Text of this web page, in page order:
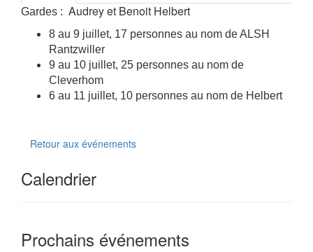
Gardes : Audrey et Benoit Helbert
8 au 9 juillet, 17 personnes au nom de ALSH
Rantzwiller
9 au 10 juillet, 25 personnes au nom de
Cleverhom
6 au 11 juillet, 10 personnes au nom de Helbert
Retour aux événements
Calendrier
Prochains événements